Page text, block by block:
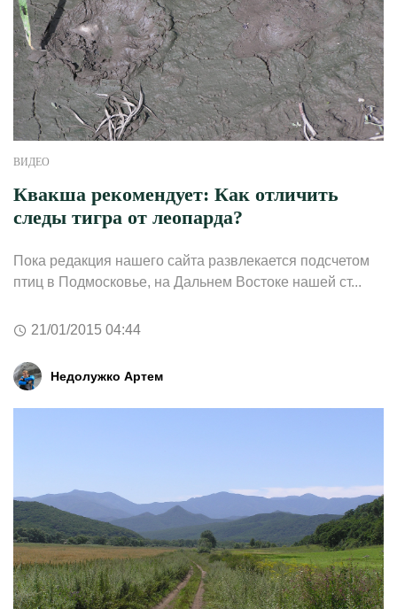
ВИДЕО
Квакша рекомендует: Как отличить
следы тигра от леопарда?
Пока редакция нашего сайта развлекается подсчетом
птиц в Подмосковье, на Дальнем Востоке нашей ст...
21/01/2015 04:44
Недолужко Артем